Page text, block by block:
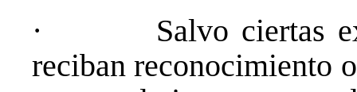
· Salvo ciertas
reciban reconocimiento